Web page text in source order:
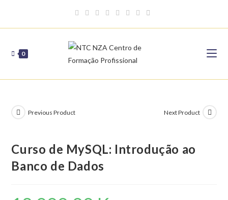
content
0
Previous Product Next Product
Curso de MySQL: Introdução ao
Banco de Dados